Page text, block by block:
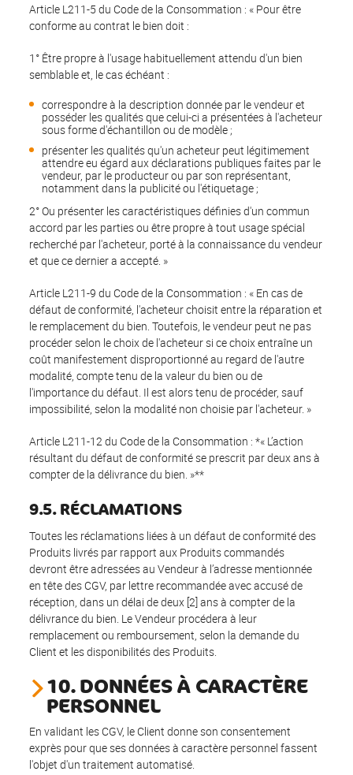
Article L211-5 du Code de la Consommation : « Pour être
conforme au contrat le bien doit :
1° Être propre à l'usage habituellement attendu d'un bien
semblable et, le cas échéant :
correspondre à la description donnée par le vendeur et
posséder les qualités que celui-ci a présentées à l'acheteur
sous forme d'échantillon ou de modèle ;
présenter les qualités qu'un acheteur peut légitimement
attendre eu égard aux déclarations publiques faites par le
vendeur, par le producteur ou par son représentant,
notamment dans la publicité ou l'étiquetage ;
2° Ou présenter les caractéristiques définies d'un commun
accord par les parties ou être propre à tout usage spécial
recherché par l'acheteur, porté à la connaissance du vendeur
et que ce dernier a accepté. »
Article L211-9 du Code de la Consommation : « En cas de
défaut de conformité, l'acheteur choisit entre la réparation et
le remplacement du bien. Toutefois, le vendeur peut ne pas
procéder selon le choix de l'acheteur si ce choix entraîne un
coût manifestement disproportionné au regard de l'autre
modalité, compte tenu de la valeur du bien ou de
l'importance du défaut. Il est alors tenu de procéder, sauf
impossibilité, selon la modalité non choisie par l'acheteur. »
Article L211-12 du Code de la Consommation : *« L’action
résultant du défaut de conformité se prescrit par deux ans à
compter de la délivrance du bien. »**
9.5. RÉCLAMATIONS
Toutes les réclamations liées à un défaut de conformité des
Produits livrés par rapport aux Produits commandés
devront être adressées au Vendeur à l’adresse mentionnée
en tête des CGV, par lettre recommandée avec accusé de
réception, dans un délai de deux [2] ans à compter de la
délivrance du bien. Le Vendeur procédera à leur
remplacement ou remboursement, selon la demande du
Client et les disponibilités des Produits.
10. DONNÉES À CARACTÈRE
PERSONNEL
En validant les CGV, le Client donne son consentement
exprès pour que ses données à caractère personnel fassent
l'objet d'un traitement automatisé.